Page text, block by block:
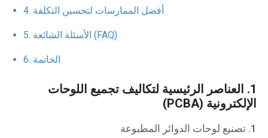
أفضل الممارسات لتحسين التكلفة
الأسئلة الشائعة (FAQ)
الخاتمة
1. العناصر الرئيسية لتكاليف تجميع اللوحات
الإلكترونية (PCBA)
1. تصنيع لوحات الدوائر المطبوعة